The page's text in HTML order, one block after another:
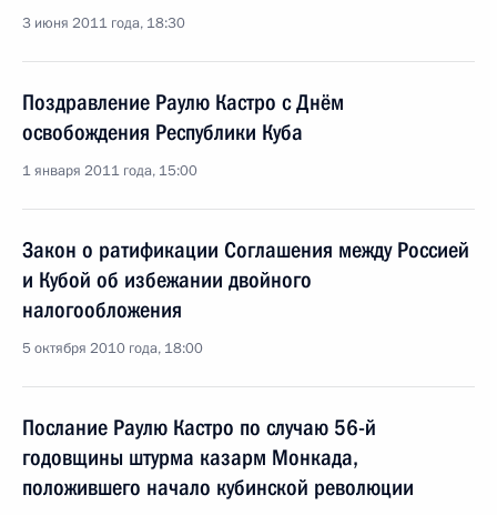
3 июня 2011 года, 18:30
Поздравление Раулю Кастро с Днём
освобождения Республики Куба
1 января 2011 года, 15:00
Закон о ратификации Соглашения между Россией
и Кубой об избежании двойного
налогообложения
5 октября 2010 года, 18:00
Послание Раулю Кастро по случаю 56-й
годовщины штурма казарм Монкада,
положившего начало кубинской революции